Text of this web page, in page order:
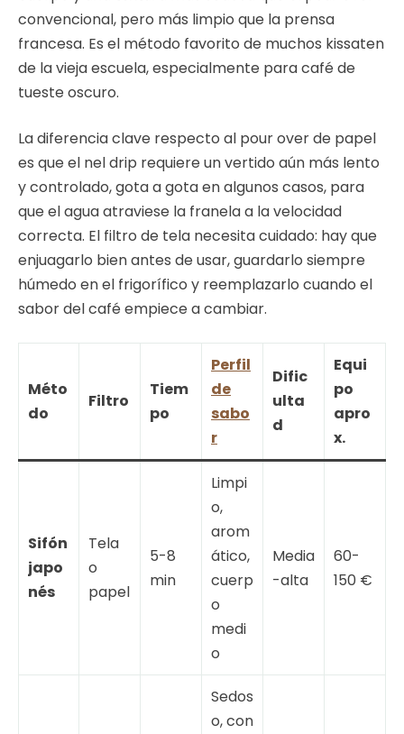
convencional, pero más limpio que la prensa
francesa. Es el método favorito de muchos kissaten
de la vieja escuela, especialmente para café de
tueste oscuro.
La diferencia clave respecto al pour over de papel
es que el nel drip requiere un vertido aún más lento
y controlado, gota a gota en algunos casos, para
que el agua atraviese la franela a la velocidad
correcta. El filtro de tela necesita cuidado: hay que
enjuagarlo bien antes de usar, guardarlo siempre
húmedo en el frigorífico y reemplazarlo cuando el
sabor del café empiece a cambiar.
Méto
do
Filtro
Tiem
po
Perfil
de
sabo
r
Dific
ulta
d
Equi
po
apro
x.
Sifón
japo
nés
Tela
o
papel
5-8
min
Limpi
o,
arom
ático,
cuerp
o
medi
o
Media
-alta
60-
150 €
Sedos
o, con